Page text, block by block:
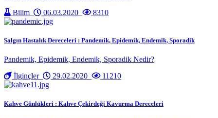
Bilim
06.03.2020 8310
Salgın Hastalık Dereceleri : Pandemik, Epidemik, Endemik, Sporadik
Pandemik, Epidemik, Endemik, Sporadik Nedir?
İlginçler
29.02.2020 11210
Kahve Günlükleri : Kahve Çekirdeği Kavurma Dereceleri